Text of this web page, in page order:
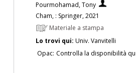
Pourmohamad, Tony
Cham, : Springer, 2021
Materiale a stampa
Lo trovi qui: Univ. Vanvitelli
Opac: Controlla la disponibilità